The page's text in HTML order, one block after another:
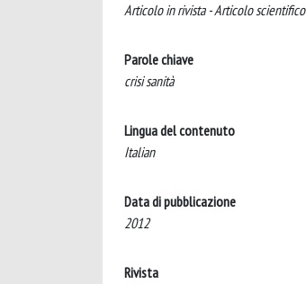
Articolo in rivista - Articolo scientifico
Parole chiave
crisi sanità
Lingua del contenuto
Italian
Data di pubblicazione
2012
Rivista